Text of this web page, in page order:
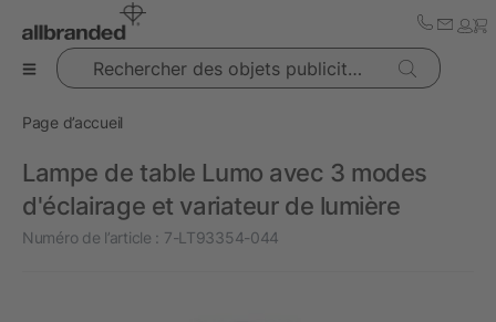
Rechercher des objets publicitaires
Page d’accueil
Lampe de table Lumo avec 3 modes
d'éclairage et variateur de lumière
Numéro de l’article : 7-LT93354-044